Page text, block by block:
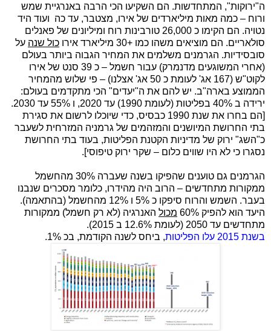
ה"ירוקות", המתחדשות. הם השקיעו הכי הרבה באנרגיית שמש
ורוח – כמה מאות מיליארדים של אירו, מצטבר, עד כה ועוד היד
נטויה. הם הקימו כ 26,000 טורבינות רוח ומיליונים של פאנלים
סולאריים. הם מוציאים משהו כמו +30 מיליארד אירו
כול שנה על
סובסידיות. הגרמנים משלמים את המחיר הגבוה ביותר בעולם
(אחרי המשוגעים מדנמרק) עבור חשמל – כ 39 סנט של אירו
לקוט"ש (167 אג' לעומת כ 50 אג' אצלנו) – פי שלוש מהמחיר
הממוצע בארה"ב. יש להם את ה"יעדים" הכי מתקדמים בעולם:
ירידה ב 40% בפליטות (לעומת 1990) עד 2020, ו 55% עד 2030.
[הם בחרו את שנת 1990 כבסיס, כדי שיוכלו לרשום את סגירת
בתי החרושת המיושנים והמזהמים של גרמניה המזרחית לשעבר
כ"השג" ירוק של מדיניות הקטנת הפליטות, בעוד בתי החרושת
נסגרו כי לא היו שווים כלום – שקר ירוק טיפוסי].
הגרמנים גם טוענים שהפיקו בשנה שעברה 30% מהחשמל
ממקורות מתחדשים – הרוב היה מהידרו, כלומר מסכרים שנבנו
בעבר. השמש והרוח סיפקו כ 5% ו 12% מהחשמל (בהתאמה).
היעד הוא להפיק 60%
מכול האנרגיה (לא רק חשמל) ממקורות
מתחדשים עד 2050 (לעומת 12.6% ב 2015).
בשנת 2015 עלו הפליטות
, ביחס לשנה הקודמת, בכ 1%.